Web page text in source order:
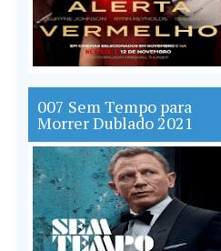
007 Sem Tempo para
Morrer Dublado 2021